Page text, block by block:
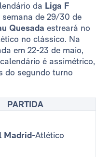
da Liga F
de 29/30 de
Quesada estreará no
no clássico. Na
em 22-23 de maio,
é assimétrico,
do segundo turno
PARTIDA
Madrid-Atlético